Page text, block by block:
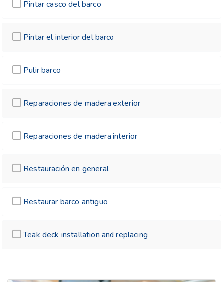
Pintar casco del barco
Pintar el interior del barco
Pulir barco
Reparaciones de madera exterior
Reparaciones de madera interior
Restauración en general
Restaurar barco antiguo
Teak deck installation and replacing